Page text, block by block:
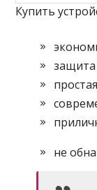
Купить
не